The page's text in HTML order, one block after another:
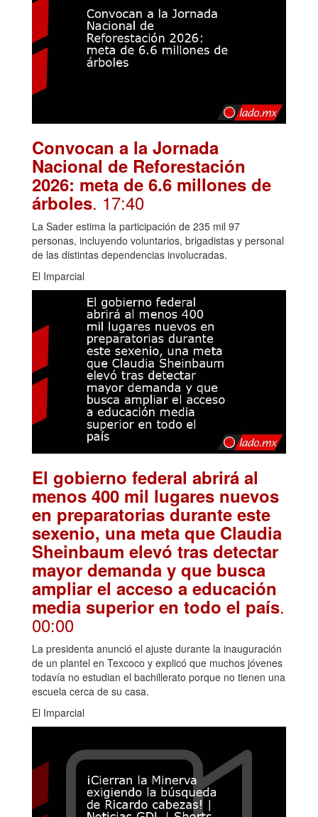
Convocan a la Jornada
Nacional de Reforestación
2026: meta de 6.6 millones de
árboles. 17:40
La Sader estima la participación de 235 mil 97
personas, incluyendo voluntarios, brigadistas y personal
de las distintas dependencias involucradas.
El Imparcial
El gobierno federal abrirá al
menos 400 mil lugares nuevos
en preparatorias durante este
sexenio, una meta que Claudia
Sheinbaum elevó tras detectar
mayor demanda y que busca
ampliar el acceso a educación
media superior en todo el país.
00:00
La presidenta anunció el ajuste durante la inauguración
de un plantel en Texcoco y explicó que muchos jóvenes
todavía no estudian el bachillerato porque no tienen una
escuela cerca de su casa.
El Imparcial